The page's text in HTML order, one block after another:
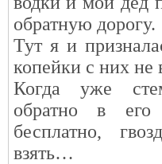
обратную дорогу.
Тут я и
копейки с них не
Когда уже
обратно в его
бесплатно,
взять…